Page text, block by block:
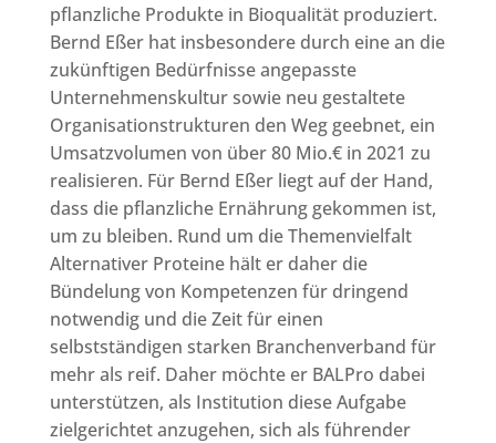
pflanzliche Produkte in Bioqualität produziert.
Bernd Eßer hat insbesondere durch eine an die
zukünftigen Bedürfnisse angepasste
Unternehmenskultur sowie neu gestaltete
Organisationstrukturen den Weg geebnet, ein
Umsatzvolumen von über 80 Mio.€ in 2021 zu
realisieren. Für Bernd Eßer liegt auf der Hand,
dass die pflanzliche Ernährung gekommen ist,
um zu bleiben. Rund um die Themenvielfalt
Alternativer Proteine hält er daher die
Bündelung von Kompetenzen für dringend
notwendig und die Zeit für einen
selbstständigen starken Branchenverband für
mehr als reif. Daher möchte er BALPro dabei
unterstützen, als Institution diese Aufgabe
zielgerichtet anzugehen, sich als führender